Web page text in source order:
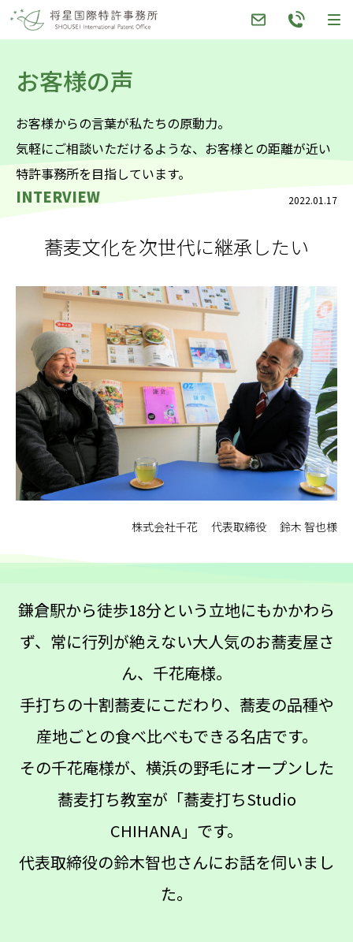
Skip
お客様の声
お客様からの言葉が私たちの原動力。
気軽にご相談いただけるような、お客様との距離が近い
特許事務所を目指しています。
INTERVIEW 2022.01.17
蕎麦文化を次世代に継承したい
株式会社千花 代表取締役 鈴木 智也様
鎌倉駅から徒歩18分という立地にもかかわら
ず、常に行列が絶えない大人気のお蕎麦屋さ
ん、千花庵様。
手打ちの十割蕎麦にこだわり、蕎麦の品種や
産地ごとの食べ比べもできる名店です。
その千花庵様が、横浜の野毛にオープンした
蕎麦打ち教室が「蕎麦打ちStudio
CHIHANA」です。
代表取締役の鈴木智也さんにお話を伺いまし
た。